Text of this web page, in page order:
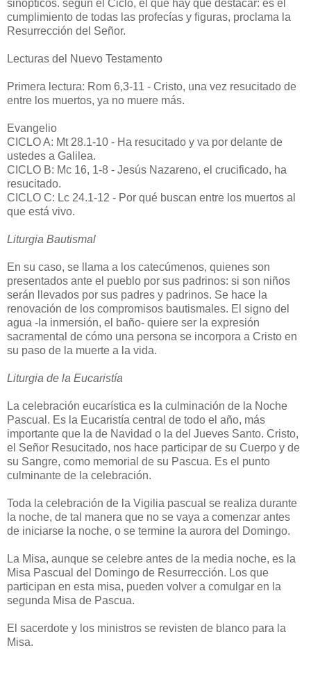
sinópticos. según el Ciclo, el que hay que destacar: es el
cumplimiento de todas las profecías y figuras, proclama la
Resurrección del Señor.
Lecturas del Nuevo Testamento
Primera lectura: Rom 6,3-11 - Cristo, una vez resucitado de
entre los muertos, ya no muere más.
Evangelio
CICLO A: Mt 28.1-10 - Ha resucitado y va por delante de
ustedes a Galilea.
CICLO B: Mc 16, 1-8 - Jesús Nazareno, el crucificado, ha
resucitado.
CICLO C: Lc 24.1-12 - Por qué buscan entre los muertos al
que está vivo.
Liturgia Bautismal
En su caso, se llama a los catecúmenos, quienes son
presentados ante el pueblo por sus padrinos: si son niños
serán llevados por sus padres y padrinos. Se hace la
renovación de los compromisos bautismales. El signo del
agua -la inmersión, el baño- quiere ser la expresión
sacramental de cómo una persona se incorpora a Cristo en
su paso de la muerte a la vida.
Liturgia de la Eucaristía
La celebración eucarística es la culminación de la Noche
Pascual. Es la Eucaristía central de todo el año, más
importante que la de Navidad o la del Jueves Santo. Cristo,
el Señor Resucitado, nos hace participar de su Cuerpo y de
su Sangre, como memorial de su Pascua. Es el punto
culminante de la celebración.
Toda la celebración de la Vigilia pascual se realiza durante
la noche, de tal manera que no se vaya a comenzar antes
de iniciarse la noche, o se termine la aurora del Domingo.
La Misa, aunque se celebre antes de la media noche, es la
Misa Pascual del Domingo de Resurrección. Los que
participan en esta misa, pueden volver a comulgar en la
segunda Misa de Pascua.
El sacerdote y los ministros se revisten de blanco para la
Misa.